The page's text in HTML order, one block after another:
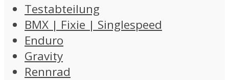
Testabteilung
BMX | Fixie | Singlespeed
Enduro
Gravity
Rennrad